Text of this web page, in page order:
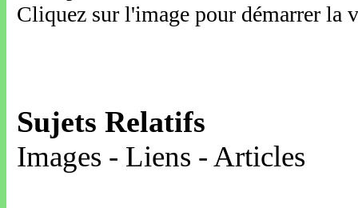
Cliquez sur l'image pour démarrer la
Sujets Relatifs
Images - Liens - Articles